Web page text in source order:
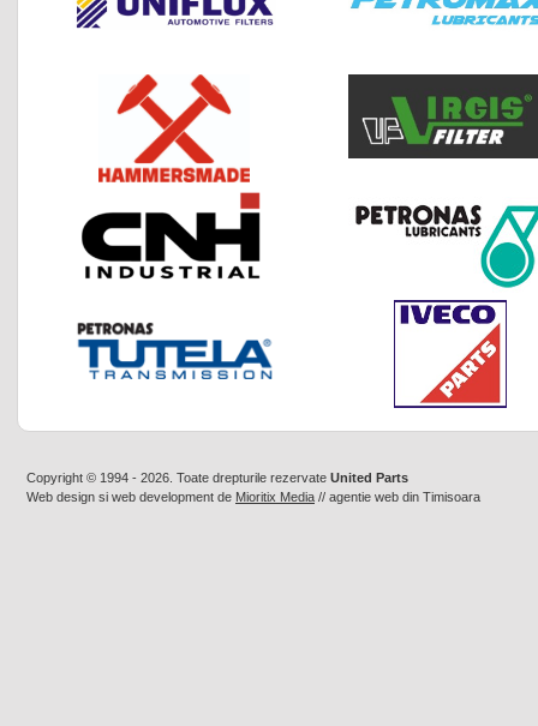
Copyright © 1994 - 2026. Toate drepturile rezervate United Parts
Web design si web development de Mioritix Media // agentie web din Timisoara